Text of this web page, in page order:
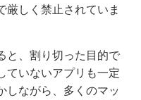
厳しく禁止されていま
と、割り切った目的で
ていないアプリも一定
しながら、多くのマッ